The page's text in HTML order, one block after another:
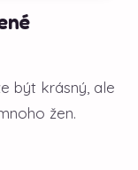
být krásný, ale
žen.